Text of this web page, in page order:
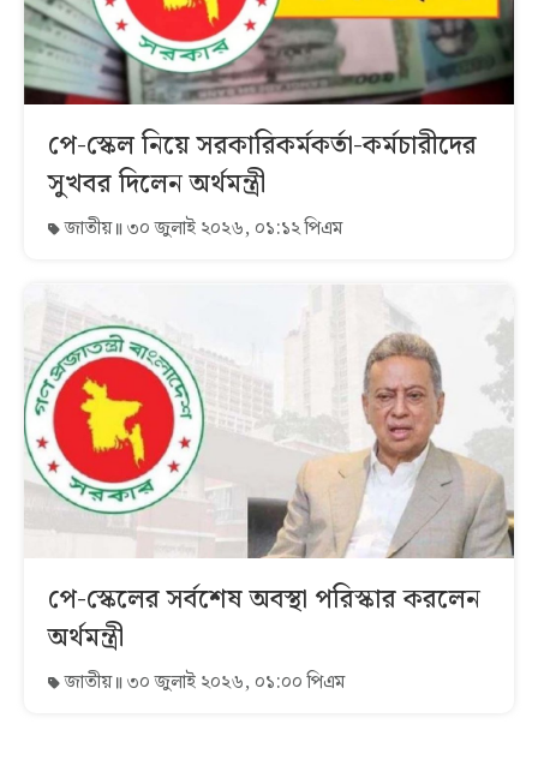
পে-স্কেল নিয়ে সরকারিকর্মকর্তা-কর্মচারীদের
সুখবর দিলেন অর্থমন্ত্রী
জাতীয় ৩০ জুলাই ২০২৬, ০১:১২ পিএম
পে-স্কেলের সর্বশেষ অবস্থা পরিস্কার করলেন
অর্থমন্ত্রী
জাতীয় ৩০ জুলাই ২০২৬, ০১:০০ পিএম